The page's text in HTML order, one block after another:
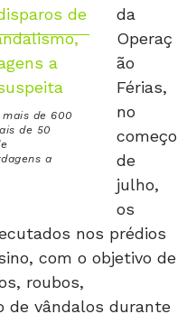
de 600
a
Operaç
ão
Férias,
no
começo
de
julho,
os
nos prédios
com o objetivo de
roubos,
vândalos durante
momento já foram